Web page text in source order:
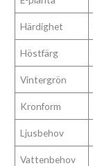
Härdighet
Höstfärg
Vintergrön
Kronform
Ljusbehov
Vattenbehov